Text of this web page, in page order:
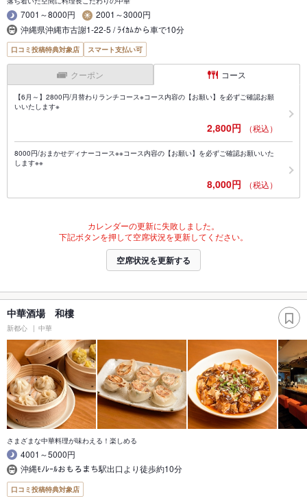
7001～8000円
2001～3000円
沖縄県沖縄市古謝1-22-5 / ﾗｲｶﾑから車で10分
口コミ投稿特典対象店 スマート支払い可
クーポン コース
【6月～】2800円/月替わりランチコース※コース内容の【お願い】を必ずご確認お願
いいたします※
2,800円 （税込）
8000円/おまかせディナーコース※※コース内容の【お願い】を必ずご確認お願いいた
します※※
8,000円 （税込）
カレンダーの更新に失敗しました。
下記ボタンを押して空席状況を更新してください。
空席状況を更新する
中華酒場 和樓
新都心 中華
さまざまな中華料理が味わえる！楽しめる
4001～5000円
沖縄ﾓﾉﾚｰﾙおもろまち駅出口より徒歩約10分
口コミ投稿特典対象店